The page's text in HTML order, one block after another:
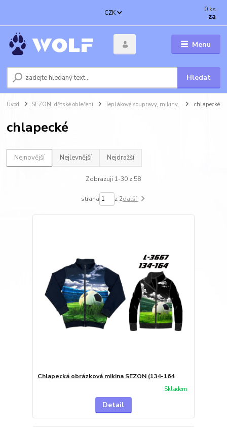
Menu
CZK
Hledat
0 ks
za
Úvod SEZON: dětské oblečení Teplákové soupravy, mikiny, chlapecké
chlapecké
Nejnovější Nejlevnější Nejdražší
Zobrazuji 1-30 z 58
strana z 2další
Chlapecká obrázková mikina SEZON (134-164
Skladem
Detail